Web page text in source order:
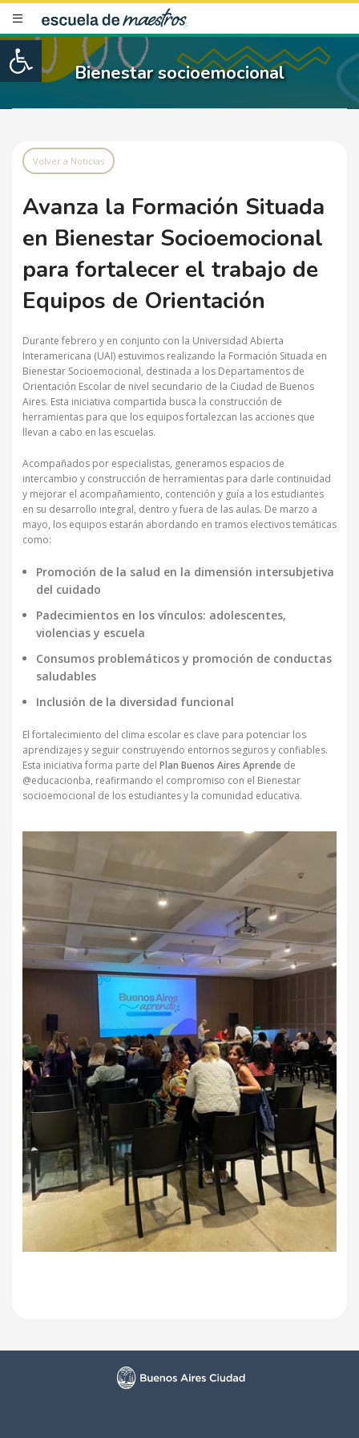
Open toolbar
Bienestar socioemocional
Volver a Noticias
Avanza la Formación Situada
en Bienestar Socioemocional
para fortalecer el trabajo de
Equipos de Orientación
Durante febrero y en conjunto con la Universidad Abierta
Interamericana (UAI) estuvimos realizando la Formación Situada en
Bienestar Socioemocional, destinada a los Departamentos de
Orientación Escolar de nivel secundario de la Ciudad de Buenos
Aires. Esta iniciativa compartida busca la construcción de
herramientas para que los equipos fortalezcan las acciones que
llevan a cabo en las escuelas.
Acompañados por especialistas, generamos espacios de
intercambio y construcción de herramientas para darle continuidad
y mejorar el acompañamiento, contención y guía a los estudiantes
en su desarrollo integral, dentro y fuera de las aulas. De marzo a
mayo, los equipos estarán abordando en tramos electivos temáticas
como:
Promoción de la salud en la dimensión intersubjetiva
del cuidado
Padecimientos en los vínculos: adolescentes,
violencias y escuela
Consumos problemáticos y promoción de conductas
saludables
Inclusión de la diversidad funcional
El fortalecimiento del clima escolar es clave para potenciar los
aprendizajes y seguir construyendo entornos seguros y confiables.
Esta iniciativa forma parte del Plan Buenos Aires Aprendede
@educacionba, reafirmando el compromiso con el Bienestar
socioemocional de los estudiantes y la comunidad educativa.